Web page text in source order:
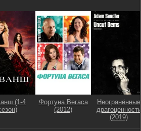
(1-4
Фортуна Вегаса
(2012)
Неогранённые
драгоценности
(2019)